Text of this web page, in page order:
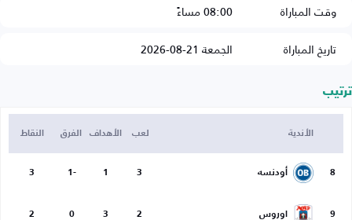
وقت المباراة
08:00 مساءً
تاريخ المباراة
الجمعة 21-08-2026
ترتيب
الأندية لعب الأهداف الفرق النقاط
8 أودنسه 3
1
-1
3
9 اوروس 2
3
0
2